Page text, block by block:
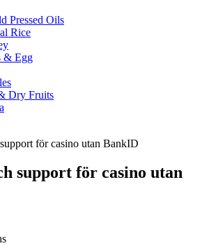
Pressed Oils
Rice
& Egg
Dry Fruits
för casino utan BankID
support för casino utan